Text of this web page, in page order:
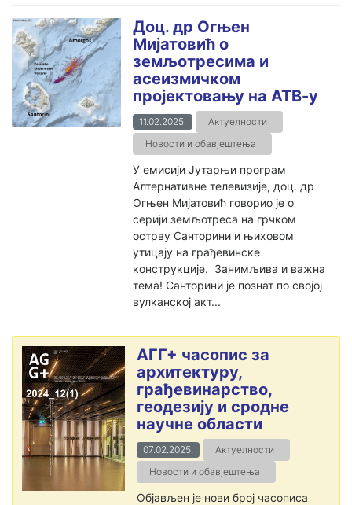
Доц. др Огњен
Мијатовић о
земљотресима и
асеизмичком
пројектовању на АТВ-у
11.02.2025.
Актуелности
Новости и обавјештења
У емисији Јутарњи програм
Алтернативне телевизије, доц. др
Огњен Мијатовић говорио је о
серији земљотреса на грчком
острву Санторини и њиховом
утицају на грађевинске
конструкције. Занимљива и важна
тема! Санторини је познат по својој
вулканској акт...
АГГ+ часопис за
архитектуру,
грађевинарство,
геодезију и сродне
научне области
07.02.2025.
Актуелности
Новости и обавјештења
Објављен је нови број часописа